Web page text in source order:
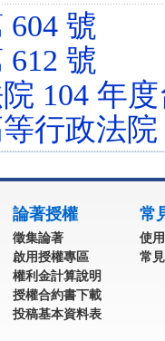
604 號
612 號
104 年
行政法
論著授權
徵集論著
啟用授權專區
權利金計算說明
授權合約書下載
投稿基本資料表
常
使
常